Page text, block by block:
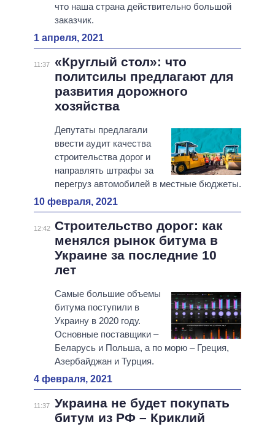
что наша страна действительно большой
заказчик.
1 апреля, 2021
11:37
«Круглый стол»: что
политсилы предлагают для
развития дорожного
хозяйства
Депутаты предлагали
ввести аудит качества
строительства дорог и
направлять штрафы за
перегруз автомобилей в местные бюджеты.
10 февраля, 2021
12:42 Строительство дорог: как
менялся рынок битума в
Украине за последние 10
лет
Самые большие объемы
битума поступили в
Украину в 2020 году.
Основные поставщики –
Беларусь и Польша, а по морю – Греция,
Азербайджан и Турция.
4 февраля, 2021
11:37
Украина не будет покупать
битум из РФ – Криклий